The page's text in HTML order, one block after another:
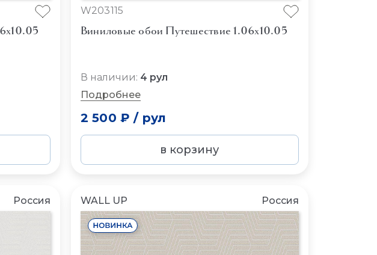
W203115
Виниловые обои Путешествие 1.06x10.05
В наличии: 4 рул
Подробнее
2 500 ₽ / рул
в корзину
Россия WALL UP Россия